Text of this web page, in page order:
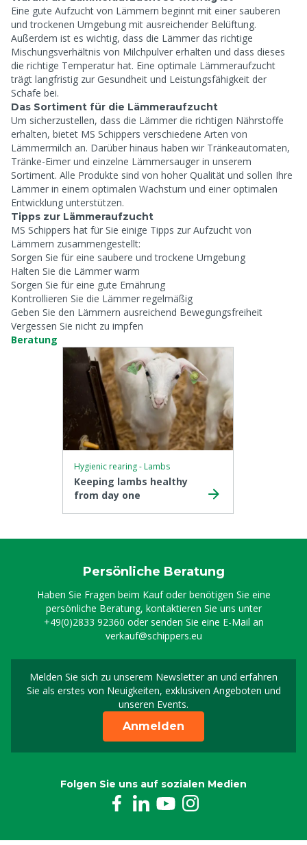
Eine gute Aufzucht von Lämmern beginnt mit einer sauberen
und trockenen Umgebung mit ausreichender Belüftung.
Außerdem ist es wichtig, dass die Lämmer das richtige
Mischungsverhältnis von Milchpulver erhalten und dass dieses
die richtige Temperatur hat. Eine optimale Lämmeraufzucht
trägt langfristig zur Gesundheit und Leistungsfähigkeit der
Schafe bei.
Das Sortiment für die Lämmeraufzucht
Um sicherzustellen, dass die Lämmer die richtigen Nährstoffe
erhalten, bietet MS Schippers verschiedene Arten von
Lämmermilch an. Darüber hinaus haben wir Tränkeautomaten,
Tränke-Eimer und einzelne Lämmersauger in unserem
Sortiment. Alle Produkte sind von hoher Qualität und sollen Ihre
Lämmer in einem optimalen Wachstum und einer optimalen
Entwicklung unterstützen.
Tipps zur Lämmeraufzucht
MS Schippers hat für Sie einige Tipps zur Aufzucht von
Lämmern zusammengestellt:
Sorgen Sie für eine saubere und trockene Umgebung
Halten Sie die Lämmer warm
Sorgen Sie für eine gute Ernährung
Kontrollieren Sie die Lämmer regelmäßig
Geben Sie den Lämmern ausreichend Bewegungsfreiheit
Vergessen Sie nicht zu impfen
Beratung
Hygienic rearing - Lambs
Keeping lambs healthy
from day one
Persönliche Beratung
Haben Sie Fragen beim Kauf oder benötigen Sie eine
persönliche Beratung, kontaktieren Sie uns unter
+49(0)2833 92360 oder senden Sie eine E-Mail an
verkauf@schippers.eu
Melden Sie sich zu unserem Newsletter an und erfahren
Sie als erstes von Neuigkeiten, exklusiven Angeboten und
unseren Events.
Melden Sie sich für
Anmelden
Folgen Sie uns auf sozialen Medien